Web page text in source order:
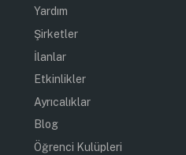
Yardım
Şirketler
İlanlar
Etkinlikler
Ayrıcalıklar
Blog
Öğrenci Kulüpleri